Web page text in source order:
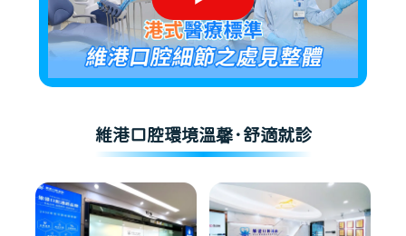
維港口腔環境溫馨·舒適就診